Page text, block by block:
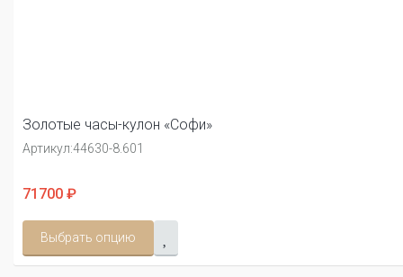
Золотые часы-кулон «Софи»
Артикул:44630-8.601
71700 ₽
Выбрать опцию